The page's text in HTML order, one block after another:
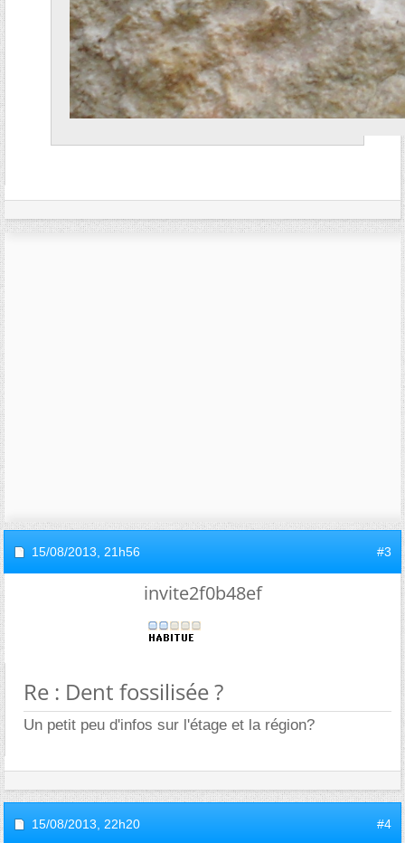
15/08/2013, 21h56 #3
invite2f0b48ef
Re : Dent fossilisée ?
Un petit peu d'infos sur l'étage et la région?
15/08/2013, 22h20 #4